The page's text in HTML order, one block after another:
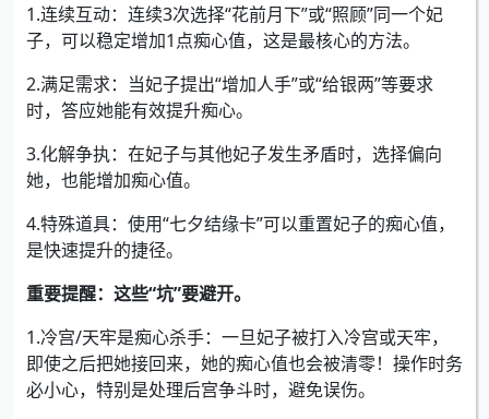
1.连续互动：连续3次选择“花前月下”或“照顾”同一个妃
子，可以稳定增加1点痴心值，这是最核心的方法。
2.满足需求：当妃子提出“增加人手”或“给银两”等要求
时，答应她能有效提升痴心。
3.化解争执：在妃子与其他妃子发生矛盾时，选择偏向
她，也能增加痴心值。
4.特殊道具：使用“七夕结缘卡”可以重置妃子的痴心值，
是快速提升的捷径。
重要提醒：这些“坑”要避开。
1.冷宫/天牢是痴心杀手：一旦妃子被打入冷宫或天牢，
即使之后把她接回来，她的痴心值也会被清零！操作时务
必小心，特别是处理后宫争斗时，避免误伤。